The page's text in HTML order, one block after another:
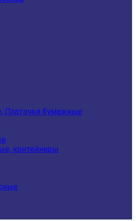
Платочки бумажные
контейнеры